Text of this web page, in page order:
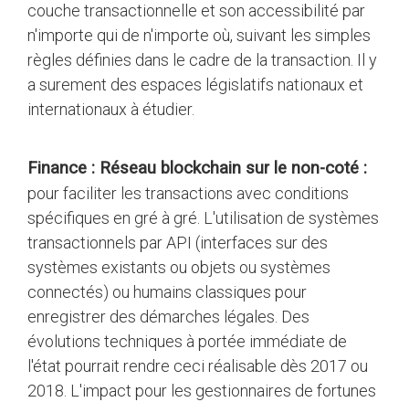
couche transactionnelle et son accessibilité par
n'importe qui de n'importe où, suivant les simples
règles définies dans le cadre de la transaction. Il y
a surement des espaces législatifs nationaux et
internationaux à étudier.
Finance : Réseau blockchain sur le non-coté :
pour faciliter les transactions avec conditions
spécifiques en gré à gré. L'utilisation de systèmes
transactionnels par API (interfaces sur des
systèmes existants ou objets ou systèmes
connectés) ou humains classiques pour
enregistrer des démarches légales. Des
évolutions techniques à portée immédiate de
l'état pourrait rendre ceci réalisable dès 2017 ou
2018. L'impact pour les gestionnaires de fortunes